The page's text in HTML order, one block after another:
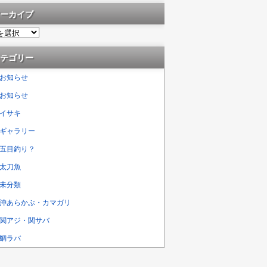
カイブ
ゴリー
お知らせ
お知らせ
イサキ
ギャラリー
五目釣り？
太刀魚
未分類
沖あらかぶ・カマガリ
関アジ・関サバ
鯛ラバ